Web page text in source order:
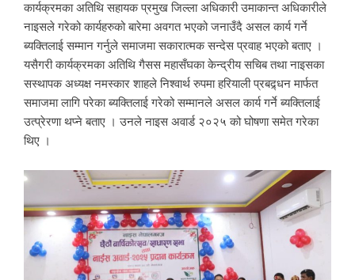
कार्यक्रमका अतिथि सहायक प्रमुख जिल्ला अधिकारी उमाकान्त अधिकारीले
नाइसले गरेको कार्यहरुको बारेमा अवगत भएको जनाउँदै असल कार्य गर्ने
ब्यक्तिलाई सम्मान गर्नुले समाजमा सकारात्मक सन्देस प्रवाह भएको बताए ।
यसैगरी कार्यक्रमका अतिथि गैसस महासँघका केन्द्रीय सचिब तथा नाइसका
सस्थापक अध्यक्ष नमस्कार शाहले निश्वार्थ रुपमा हरियाली प्रबद्र्धन मार्फत
समाजमा लागि परेका ब्यक्तिलाई गरेको सम्मानले असल कार्य गर्ने ब्यक्तिलाई
उत्प्रेरणा थप्ने बताए । उनले नाइस अवार्ड २०२५ को घोषणा समेत गरेका
थिए ।